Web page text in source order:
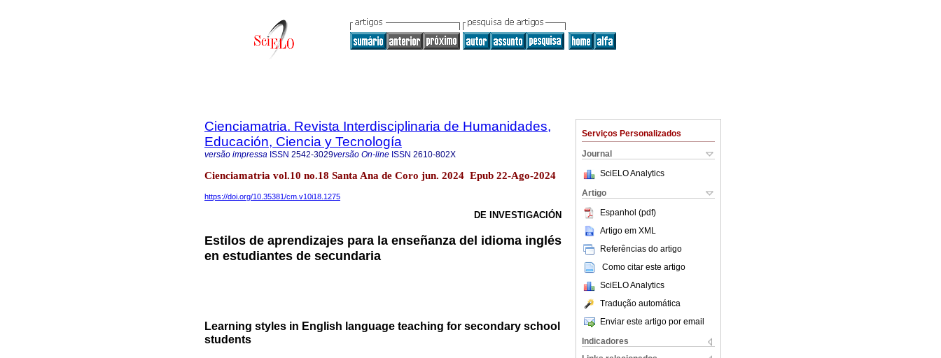
Serviços Personalizados
Journal
SciELO Analytics
Artigo
Espanhol (pdf)
Artigo em XML
Referências do artigo
Como citar este artigo
SciELO Analytics
Tradução automática
Enviar este artigo por email
Indicadores
Cienciamatria. Revista Interdisciplinaria de Humanidades,
Educación, Ciencia y Tecnología
versão impressa ISSN 2542-3029versão On-line ISSN 2610-802X
Cienciamatria vol.10 no.18 Santa Ana de Coro jun. 2024 Epub 22-Ago-2024
https://doi.org/10.35381/cm.v10i18.1275
DE INVESTIGACIÓN
Estilos de aprendizajes para la enseñanza del idioma inglés
en estudiantes de secundaria
Learning styles in English language teaching for secondary school
students